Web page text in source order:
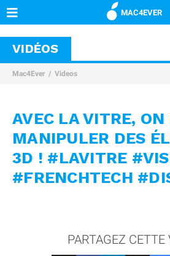
MAC4EVER
VIDÉOS
Mac4Ever Videos
AVEC LA VITRE, ON
MANIPULER DES
3D ! #LAVITRE
#FRENCHTECH
PARTAGEZ CETTE